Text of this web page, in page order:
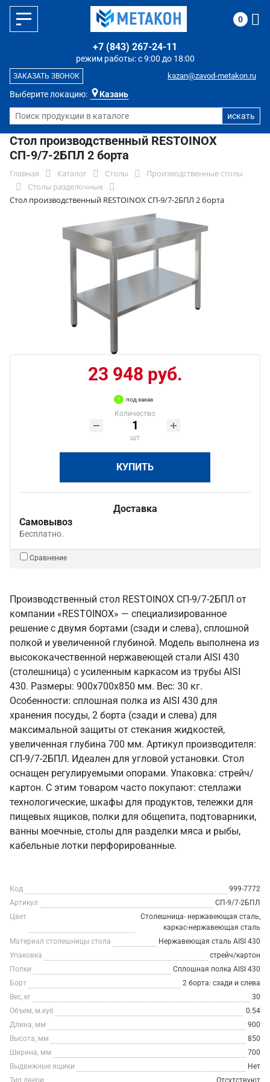
Выберите локацию: Казань
режим работы: с 9:00 до 18:00
+7 (843) 267-24-11
kazan@zavod-metakon.ru
ЗАКАЗАТЬ ЗВОНОК
0
Стол производственный RESTOINOX
СП-9/7-2БПЛ 2 борта
Главная Каталог Столы
Производственные столы
Столы разделочные
Стол производственный RESTOINOX СП-9/7-2БПЛ 2 борта
23 948 руб.
под заказ
Количество
шт
КУПИТЬ
Доставка
Самовывоз
Бесплатно.
Сравнение
Производственный стол RESTOINOX СП-9/7-2БПЛ от
компании «RESTOINOX» — специализированное
решение с двумя бортами (сзади и слева), сплошной
полкой и увеличенной глубиной. Модель выполнена из
высококачественной нержавеющей стали AISI 430
(столешница) с усиленным каркасом из трубы AISI
430. Размеры: 900x700x850 мм. Вес: 30 кг.
Особенности: сплошная полка из AISI 430 для
хранения посуды, 2 борта (сзади и слева) для
максимальной защиты от стекания жидкостей,
увеличенная глубина 700 мм. Артикул производителя:
СП-9/7-2БПЛ. Идеален для угловой установки. Стол
оснащен регулируемыми опорами. Упаковка: стрейч/
картон. С этим товаром часто покупают: стеллажи
технологические, шкафы для продуктов, тележки для
пищевых ящиков, полки для общепита, подтоварники,
ванны моечные, столы для разделки мяса и рыбы,
кабельные лотки перфорированные.
Код
999-7772
Артикул
СП-9/7-2БПЛ
Цвет
Столешница- нержавеющая сталь,
каркас-нержавеющая сталь
Материал столешницы стола
Нержавеющая сталь AISI 430
Упаковка
стрейч/картон
Полки
Сплошная полка AISI 430
Борт
2 борта: сзади и слева
Вес, кг
30
Объем, м.куб
0.54
Длина, мм
900
Высота, мм
850
Ширина, мм
700
Выдвижные ящики
Нет
Тип двери
Отсутствуют